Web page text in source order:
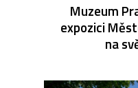
Muzeum
expozici
na